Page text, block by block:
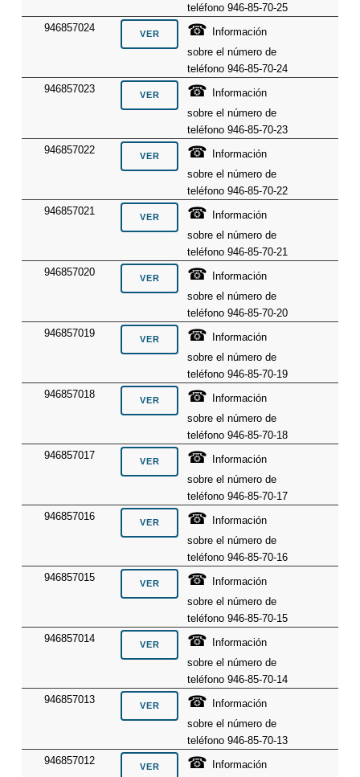
teléfono 946-85-70-25
946857024
☎ Información
sobre el número de
teléfono 946-85-70-24
946857023
☎ Información
sobre el número de
teléfono 946-85-70-23
946857022
☎ Información
sobre el número de
teléfono 946-85-70-22
946857021
☎ Información
sobre el número de
teléfono 946-85-70-21
946857020
☎ Información
sobre el número de
teléfono 946-85-70-20
946857019
☎ Información
sobre el número de
teléfono 946-85-70-19
946857018
☎ Información
sobre el número de
teléfono 946-85-70-18
946857017
☎ Información
sobre el número de
teléfono 946-85-70-17
946857016
☎ Información
sobre el número de
teléfono 946-85-70-16
946857015
☎ Información
sobre el número de
teléfono 946-85-70-15
946857014
☎ Información
sobre el número de
teléfono 946-85-70-14
946857013
☎ Información
sobre el número de
teléfono 946-85-70-13
946857012
☎ Información